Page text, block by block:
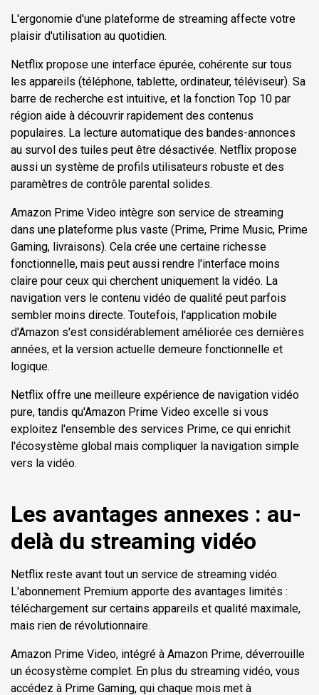
L'ergonomie d'une plateforme de streaming affecte votre
plaisir d'utilisation au quotidien.
Netflix propose une interface épurée, cohérente sur tous
les appareils (téléphone, tablette, ordinateur, téléviseur). Sa
barre de recherche est intuitive, et la fonction Top 10 par
région aide à découvrir rapidement des contenus
populaires. La lecture automatique des bandes-annonces
au survol des tuiles peut être désactivée. Netflix propose
aussi un système de profils utilisateurs robuste et des
paramètres de contrôle parental solides.
Amazon Prime Video intègre son service de streaming
dans une plateforme plus vaste (Prime, Prime Music, Prime
Gaming, livraisons). Cela crée une certaine richesse
fonctionnelle, mais peut aussi rendre l'interface moins
claire pour ceux qui cherchent uniquement la vidéo. La
navigation vers le contenu vidéo de qualité peut parfois
sembler moins directe. Toutefois, l'application mobile
d'Amazon s'est considérablement améliorée ces dernières
années, et la version actuelle demeure fonctionnelle et
logique.
Netflix offre une meilleure expérience de navigation vidéo
pure, tandis qu'Amazon Prime Video excelle si vous
exploitez l'ensemble des services Prime, ce qui enrichit
l'écosystème global mais compliquer la navigation simple
vers la vidéo.
Les avantages annexes : au-
delà du streaming vidéo
Netflix reste avant tout un service de streaming vidéo.
L'abonnement Premium apporte des avantages limités :
téléchargement sur certains appareils et qualité maximale,
mais rien de révolutionnaire.
Amazon Prime Video, intégré à Amazon Prime, déverrouille
un écosystème complet. En plus du streaming vidéo, vous
accédez à Prime Gaming, qui chaque mois met à